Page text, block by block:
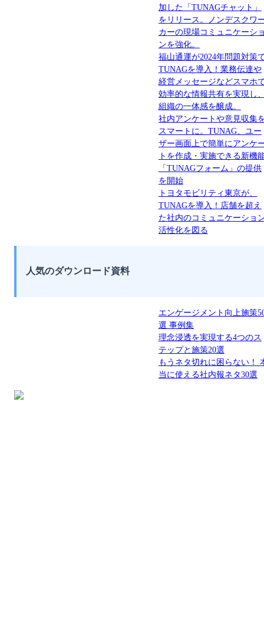
加した「TUNAGチャット」
をリリース。ノンデスクワ
カーの現場コミュニケーシ
ンを強化。
福山通運が2024年問題対策
TUNAGを導入！業務伝達や
経営メッセージなどスマホ
効率的な情報共有を実現し
組織の一体感を醸成。
社内アンケートや意見収集
スマートに。TUNAG、ユー
ザー画面上で簡単にアンケ
トを作成・実施できる新機
「TUNAGフォーム」の提供
を開始
トヨタモビリティ東京が、
TUNAGを導入！店舗を超え
た社内のコミュニケーショ
活性化を図る
人気のダウンロード資料
エンゲージメント向上施策
選 事例集
理念浸透を実現する4つのス
テップと施策20選
もうネタ切れに困らない！
当に使える社内報ネタ30選